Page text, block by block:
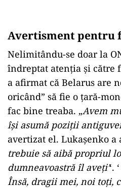
Avertisment pentru
Nelimitându-se doar la
îndreptat atenţia şi către
a afirmat că Belarus are
oricând” să fie o ţară-
fac bine treaba. „Avem
îşi asumă poziţii
avertizat el. Lukaşenko a
trebuie să aibă propriul
dumneavoastră îl aveţi’‘. ‘
Însă, dragii mei, noi toţi,